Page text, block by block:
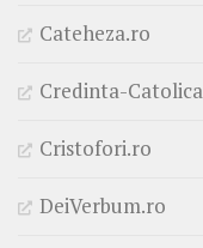
Cateheza.ro
Credinta-
Cristofori.ro
DeiVerbum.ro